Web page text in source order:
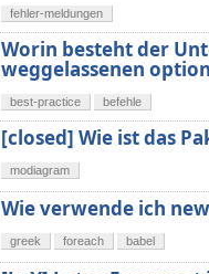
fehler-meldungen
Worin besteht der
weggelassenen
best-practice befehle
[closed] Wie ist das
modiagram
Wie verwende ich
greek foreach babel